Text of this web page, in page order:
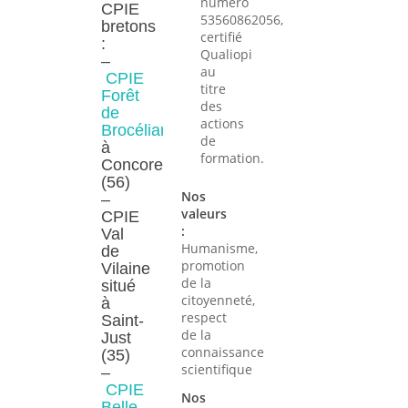
CPIE
bretons
:
–
CPIE
Forêt
de
Brocéliande
situé
à
Concoret
(56)
–
CPIE
Val
de
Vilaine
situé
à
Saint-
Just
(35)
–
CPIE
53560862056,
certifié
Qualiopi
au
titre
des
actions
de
formation.
Nos
valeurs
:
Humanisme,
promotion
de la
citoyenneté,
respect
de la
connaissance
scientifique
Nos